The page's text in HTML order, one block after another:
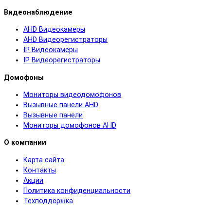
Видеонаблюдение
AHD Видеокамеры
AHD Видеорегистраторы
IP Видеокамеры
IP Видеорегистраторы
Домофоны
Мониторы видеодомофонов
Вызывные панели AHD
Вызывные панели
Мониторы домофонов AHD
О компании
Карта сайта
Контакты
Акции
Политика конфиденциальности
Техподдержка